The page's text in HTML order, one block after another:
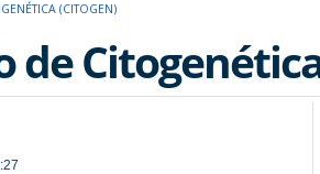
(CITOGEN)
Citogenética